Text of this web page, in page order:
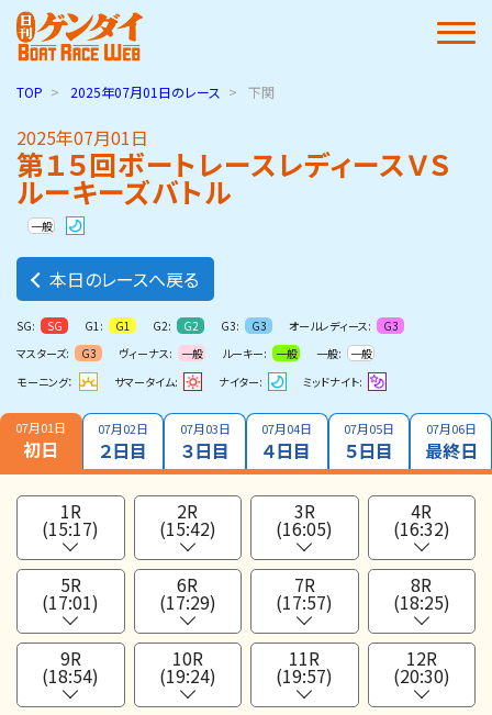
TOP 2025年07月01日のレース 下関
2025年07月01日
第１５回ボートレースレディースＶＳ
ルーキーズバトル
一般
本日のレースへ戻る
SG: SG G1: G1 G2: G2 G3: G3 オールレディース:
G3
マスターズ:
G3 ヴィーナス: 一般 ルーキー: 一般 一般: 一般
モーニング：
サマータイム: ナイター: ミッドナイト:
07月01日
初日
07月02日
２日目
07月03日
３日目
07月04日
４日目
07月05日
５日目
07月06日
最終日
1R
(15:17)
2R
(15:42)
3R
(16:05)
4R
(16:32)
5R
(17:01)
6R
(17:29)
7R
(17:57)
8R
(18:25)
9R
(18:54)
10R
(19:24)
11R
(19:57)
12R
(20:30)